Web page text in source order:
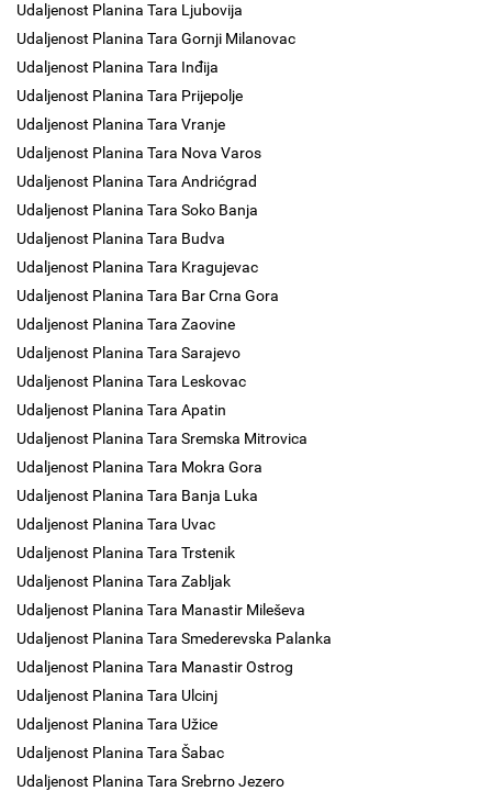
Udaljenost Planina Tara Ljubovija
Udaljenost Planina Tara Gornji Milanovac
Udaljenost Planina Tara Inđija
Udaljenost Planina Tara Prijepolje
Udaljenost Planina Tara Vranje
Udaljenost Planina Tara Nova Varos
Udaljenost Planina Tara Andrićgrad
Udaljenost Planina Tara Soko Banja
Udaljenost Planina Tara Budva
Udaljenost Planina Tara Kragujevac
Udaljenost Planina Tara Bar Crna Gora
Udaljenost Planina Tara Zaovine
Udaljenost Planina Tara Sarajevo
Udaljenost Planina Tara Leskovac
Udaljenost Planina Tara Apatin
Udaljenost Planina Tara Sremska Mitrovica
Udaljenost Planina Tara Mokra Gora
Udaljenost Planina Tara Banja Luka
Udaljenost Planina Tara Uvac
Udaljenost Planina Tara Trstenik
Udaljenost Planina Tara Zabljak
Udaljenost Planina Tara Manastir Mileševa
Udaljenost Planina Tara Smederevska Palanka
Udaljenost Planina Tara Manastir Ostrog
Udaljenost Planina Tara Ulcinj
Udaljenost Planina Tara Užice
Udaljenost Planina Tara Šabac
Udaljenost Planina Tara Srebrno Jezero